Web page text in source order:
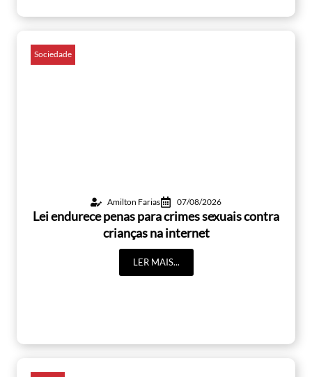
Sociedade
Amilton Farias 07/08/2026
Lei endurece penas para crimes sexuais contra
crianças na internet
LER MAIS...